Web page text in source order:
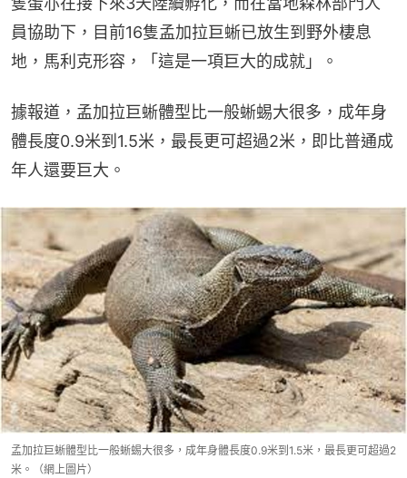
員協助下，目前16隻孟加拉巨蜥已放生到野外棲息
地，馬利克形容，「這是一項巨大的成就」。
據報道，孟加拉巨蜥體型比一般蜥蜴大很多，成年身
體長度0.9米到1.5米，最長更可超過2米，即比普通成
年人還要巨大。
孟加拉巨蜥體型比一般蜥蜴大很多，成年身體長度0.9米到1.5米，最長更可超過2
米。（網上圖片）